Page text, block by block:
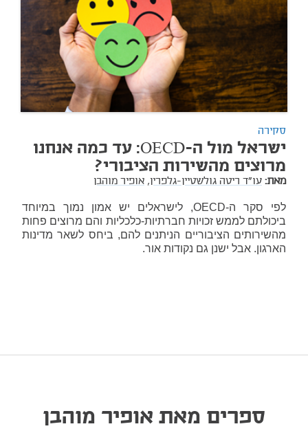
סקירה
ישראל מול ה-OECD: עד כמה אנחנו
מרוצים מהשירות הציבורי?
מאת: עו"ד ריטה גולשטיין-גלפרין, אופיר מוהבן
לפי סקר ה-OECD, לישראלים יש אמון נמוך במיוחד
ביכולתם לממש זכויות חברתיות-כלכליות והם מרוצים פחות
מהשירותים הציבוריים הניתנים להם, ביחס לשאר מדינות
הארגון. אבל ישנן גם נקודות אור.
ספרים מאת אופיר מוהבן